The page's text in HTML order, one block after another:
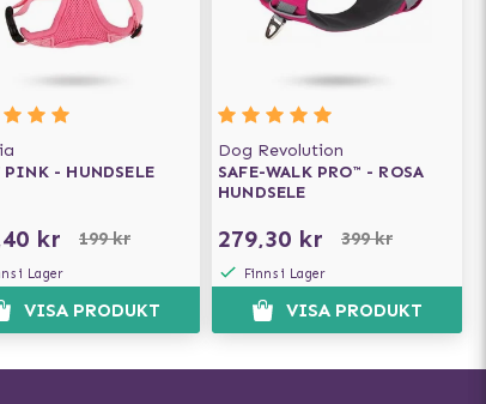
PINK - HUNDSELE
kr 199 kr
i Lager
VISA PRODUKT
Dog Revolution
SAFE-WALK PRO™ - ROSA
HUNDSELE
279,30 kr 399 kr
Finns i Lager
VISA PRODUKT